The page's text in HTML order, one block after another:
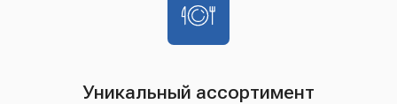
Уникальный ассортимент